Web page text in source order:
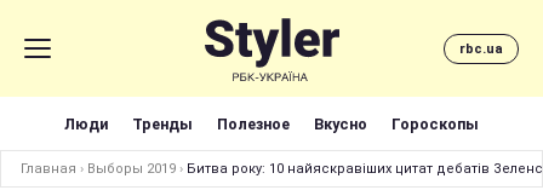
rbc.ua
Люди Тренды Полезное Вкусно Гороскопы
Главная › Выборы 2019 › Битва року: 10 найяскравіших цитат дебатів